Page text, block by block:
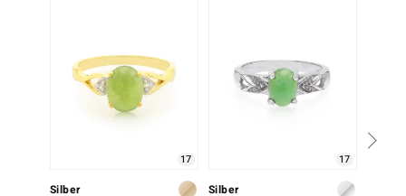
17
Silber
17
Silber